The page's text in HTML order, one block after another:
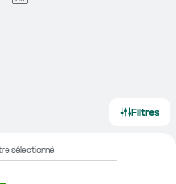
Filtres
sélectionné